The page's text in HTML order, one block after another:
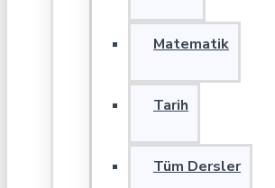
Matematik
Tarih
Tüm Dersler